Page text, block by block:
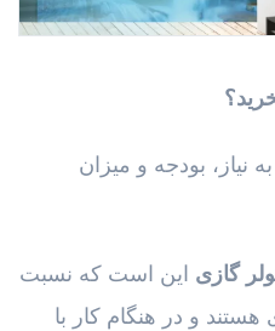
نیاز، بودجه و میزان
گازی این است که نسبت
هستند و در هنگام کار با